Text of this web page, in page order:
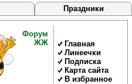
Праздники
Форум
ЖЖ
Главная
Линеечки
Подписка
Карта сайта
В избранное